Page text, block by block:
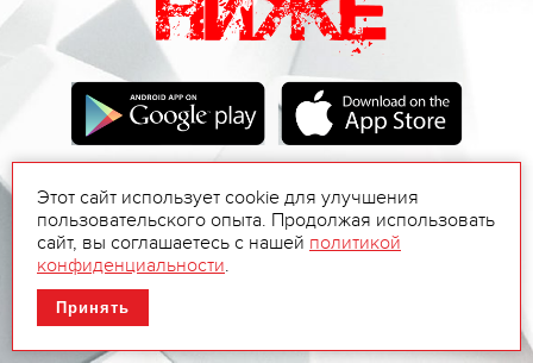
Этот сайт использует cookie для улучшения
пользовательского опыта. Продолжая использовать
сайт, вы соглашаетесь с нашей политикой
конфиденциальности.
Принять